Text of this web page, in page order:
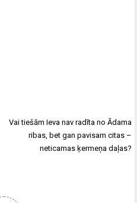
Vai tiešām Ieva nav radīta no Ādama
ribas, bet gan pavisam citas –
neticamas ķermeņa daļas?